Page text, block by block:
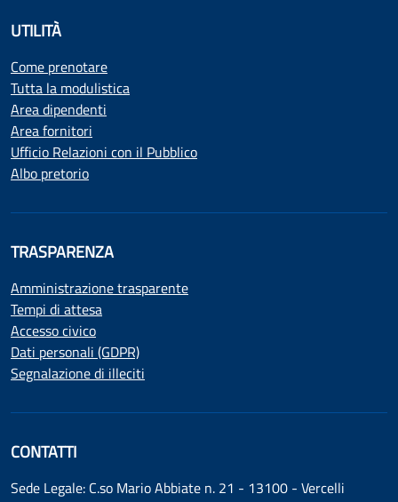
UTILITÀ
Come prenotare
Tutta la modulistica
Area dipendenti
Area fornitori
Ufficio Relazioni con il Pubblico
Albo pretorio
TRASPARENZA
Amministrazione trasparente
Tempi di attesa
Accesso civico
Dati personali (GDPR)
Segnalazione di illeciti
CONTATTI
Sede Legale: C.so Mario Abbiate n. 21 - 13100 - Vercelli